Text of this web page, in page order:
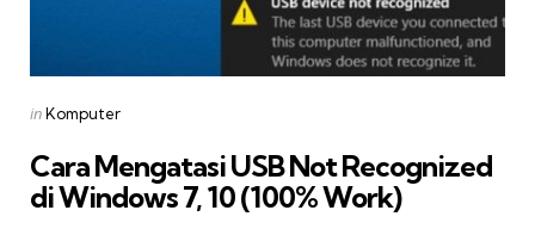
Categories
Posted
inKomputer
Cara Mengatasi USB Not Recognized
di Windows 7, 10 (100% Work)